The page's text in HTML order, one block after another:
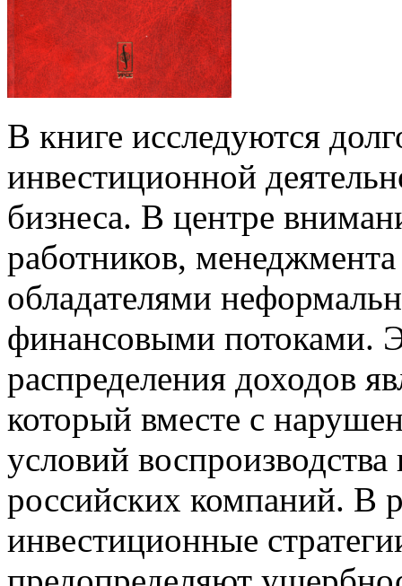
В книге исследуются
инвестиционной
бизнеса. В центре
работников,
обладателями
финансовыми потоками.
распределения доходов
который вместе с
условий
российских компаний. В
инвестиционные